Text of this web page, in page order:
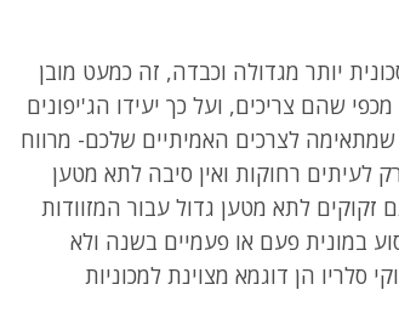
יותר מגדולה וכבדה, זה כמעט מובן
שהם צריכים, ועל כך יעידו הג'יפונים
לצרכים האמיתיים שלכם- מרווח
לעיתים רחוקות ואין סיבה לתא מטען
לתא מטען גדול עבור המזוודות
במונית פעם או פעמיים בשנה ולא
מדי תדלוק? דגמי פיז'ו 107 וסוזוקי סלריו הן דוגמא מצוינת למכוניות